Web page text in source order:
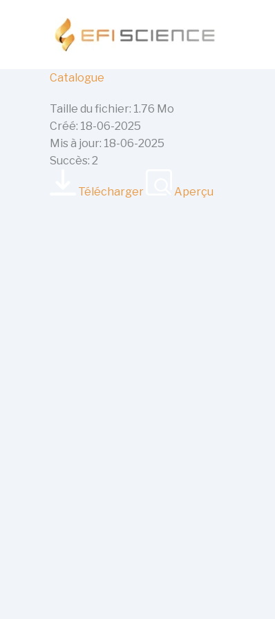
Catalogue
Taille du fichier: 1.76 Mo
Créé: 18-06-2025
Mis à jour: 18-06-2025
Succès: 2
Télécharger Aperçu